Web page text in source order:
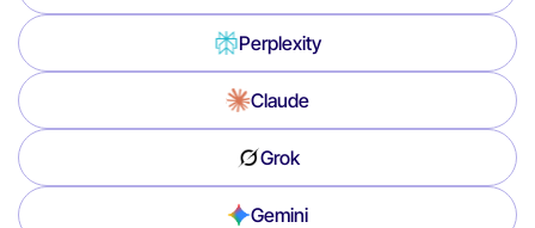
Perplexity
Claude
Grok
Gemini